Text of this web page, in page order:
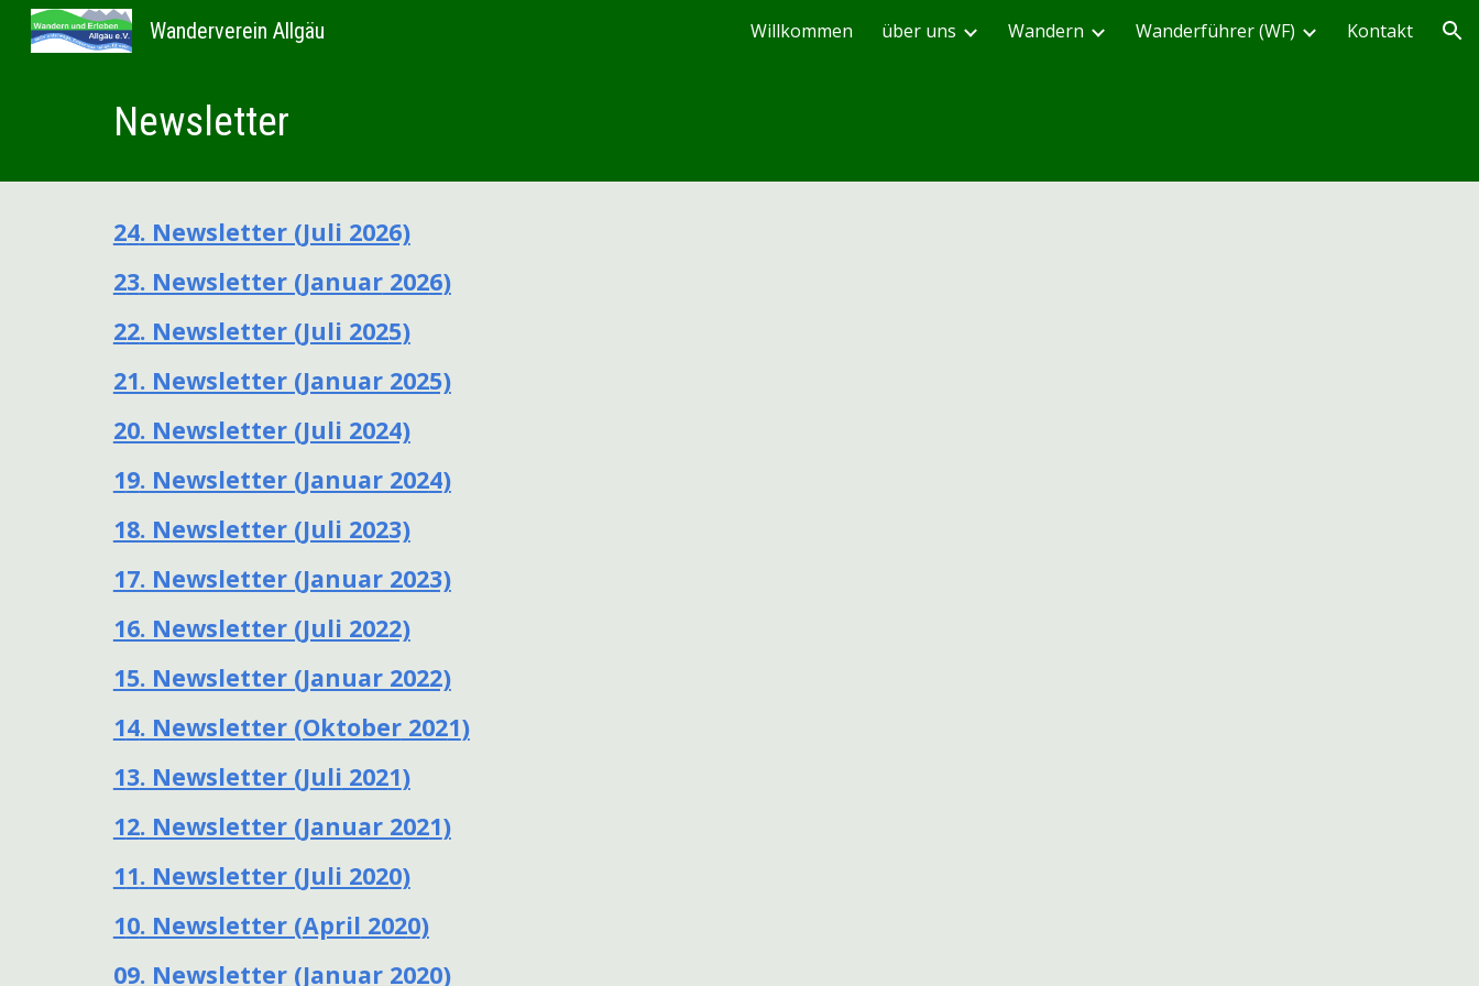
Skip to navigation
Wanderverein Allgäu Willkommen über uns Wandern Wanderführer (WF) Kontakt
Newsletter
24. Newsletter (Juli 2026)
23. Newsletter (Januar2026)
22. Newsletter (Juli 2025)
21. Newsletter (Januar 2025)
20. Newsletter (Juli 2024)
19. Newsletter (Januar 2024)
18. Newsletter (Juli 2023)
17. Newsletter (Januar 2023)
16. Newsletter (Juli 2022)
15. Newsletter (Januar 2022)
14. Newsletter (Oktober2021)
13. Newsletter (Juli 2021)
12. Newsletter (Januar 2021)
11. Newsletter (Juli 2020)
10. Newsletter (April 2020)
09. Newsletter (Januar 2020)